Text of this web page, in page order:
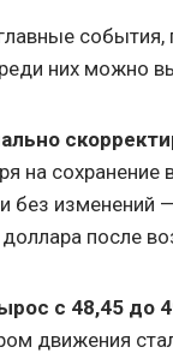
них можно
на сохранение
без
после
с 48,45 до
движения